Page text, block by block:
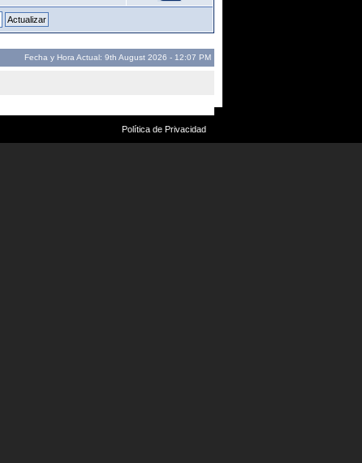
Fecha y Hora Actual: 9th August 2026 - 12:07 PM
Política de Privacidad